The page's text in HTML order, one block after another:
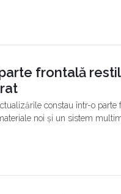
frontală
constau într-o parte
noi și un sistem